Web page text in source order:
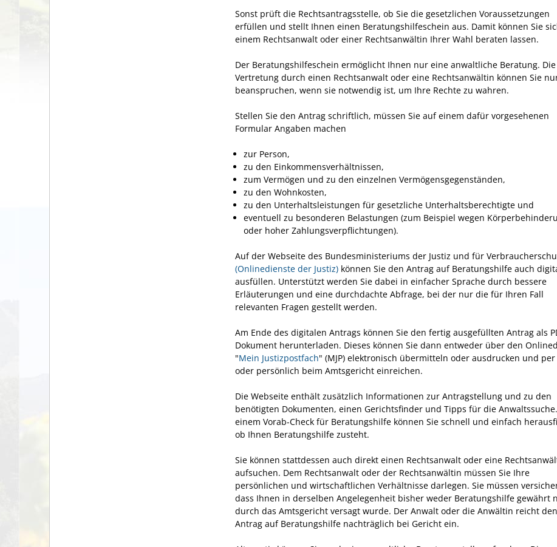
Sonst prüft die Rechtsantragsstelle, ob Sie die gesetzlichen Voraussetzungen
erfüllen und stellt Ihnen einen Beratungshilfeschein aus. Damit können Sie
einem Rechtsanwalt oder einer Rechtsanwältin Ihrer Wahl beraten lassen.
Der Beratungshilfeschein ermöglicht Ihnen nur eine anwaltliche Beratung. Die
Vertretung durch einen Rechtsanwalt oder eine Rechtsanwältin können Sie
beanspruchen, wenn sie notwendig ist, um Ihre Rechte zu wahren.
Stellen Sie den Antrag schriftlich, müssen Sie auf einem dafür vorgesehenen
Formular Angaben machen
zur Person,
zu den Einkommensverhältnissen,
zum Vermögen und zu den einzelnen Vermögensgegenständen,
zu den Wohnkosten,
zu den Unterhaltsleistungen für gesetzliche Unterhaltsberechtigte und
eventuell zu besonderen Belastungen (zum Beispiel wegen
oder hoher Zahlungsverpflichtungen).
Auf der Webseite des Bundesministeriums der Justiz und für
(Onlinedienste der Justiz) können Sie den Antrag auf Beratungshilfe auch
ausfüllen. Unterstützt werden Sie dabei in einfacher Sprache durch bessere
Erläuterungen und eine durchdachte Abfrage, bei der nur die für Ihren Fall
relevanten Fragen gestellt werden.
Am Ende des digitalen Antrags können Sie den fertig ausgefüllten Antrag als
Dokument herunterladen. Dieses können Sie dann entweder über den
"Mein Justizpostfach" (MJP) elektronisch übermitteln oder ausdrucken und per
oder persönlich beim Amtsgericht einreichen.
Die Webseite enthält zusätzlich Informationen zur Antragstellung und zu den
benötigten Dokumenten, einen Gerichtsfinder und Tipps für die
einem Vorab-Check für Beratungshilfe können Sie schnell und einfach
ob Ihnen Beratungshilfe zusteht.
Sie können stattdessen auch direkt einen Rechtsanwalt oder eine
aufsuchen. Dem Rechtsanwalt oder der Rechtsanwältin müssen Sie Ihre
persönlichen und wirtschaftlichen Verhältnisse darlegen. Sie müssen
dass Ihnen in derselben Angelegenheit bisher weder Beratungshilfe gewährt
durch das Amtsgericht versagt wurde. Der Anwalt oder die Anwältin reicht den
Antrag auf Beratungshilfe nachträglich bei Gericht ein.